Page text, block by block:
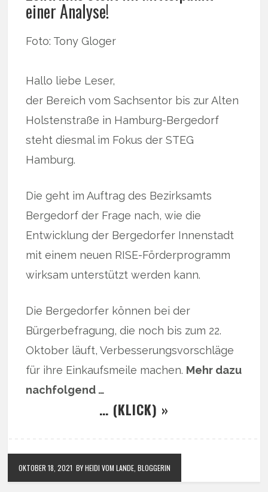
einer Analyse!
Foto: Tony Gloger
Hallo liebe Leser,
der Bereich vom Sachsentor bis zur Alten
Holstenstraße in Hamburg-Bergedorf
steht diesmal im Fokus der STEG
Hamburg.
Die geht im Auftrag des Bezirksamts
Bergedorf der Frage nach, wie die
Entwicklung der Bergedorfer Innenstadt
mit einem neuen RISE-Förderprogramm
wirksam unterstützt werden kann.
Die Bergedorfer können bei der
Bürgerbefragung, die noch bis zum 22.
Oktober läuft, Verbesserungsvorschläge
für ihre Einkaufsmeile machen. Mehr dazu
nachfolgend …
… (KLICK) »
OKTOBER 18, 2021 BY HEIDI VOM LANDE, BLOGGERIN